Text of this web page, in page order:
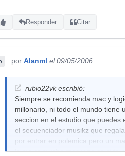
Responder Citar
por Alanml el 09/05/2006
rubio22vk escribió:
Siempre se recomienda mac y
millonario, ni todo el mundo tiene
seccion en el estudio que puedes
el secuenciador musikz que
por entrar en polemica pero un
lo mejor mucho mas y no se si te